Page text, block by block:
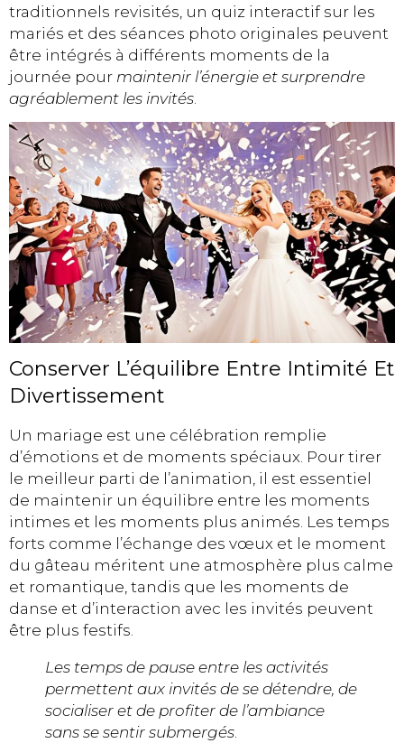
traditionnels revisités, un quiz interactif sur les
mariés et des séances photo originales peuvent
être intégrés à différents moments de la
journée pour maintenir l’énergie et surprendre
agréablement les invités
Conserver L’équilibre Entre Intimité Et
Divertissement
Un mariage est une célébration remplie
d’émotions et de moments spéciaux. Pour tirer
le meilleur parti de l’animation, il est essentiel
de maintenir un équilibre entre les moments
intimes et les moments plus animés. Les temps
forts comme l’échange des vœux et le moment
du gâteau méritent une atmosphère plus calme
et romantique, tandis que les moments de
danse et d’interaction avec les invités peuvent
être plus festifs.
Les temps de pause entre les activités
permettent aux invités de se détendre, de
socialiser et de profiter de l’ambiance
sans se sentir submergés.